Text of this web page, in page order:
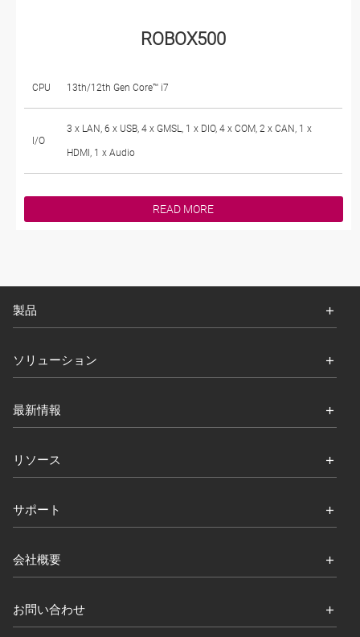
ROBOX500
CPU 13th/12th Gen Core™ i7
I/O
3 x LAN, 6 x USB, 4 x GMSL, 1 x DIO, 4 x COM, 2 x CAN, 1 x
HDMI, 1 x Audio
READ MORE
製品
ソリューション
最新情報
リソース
サポート
会社概要
お問い合わせ